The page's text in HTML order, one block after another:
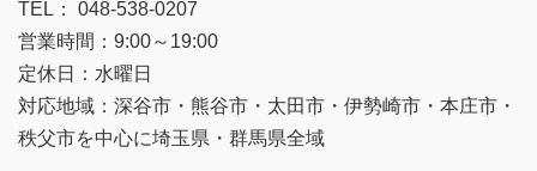
TEL： 048-538-0207
営業時間：9:00～19:00
定休日：水曜日
対応地域：深谷市・熊谷市・太田市・伊勢崎市・本庄市・
秩父市を中心に埼玉県・群馬県全域